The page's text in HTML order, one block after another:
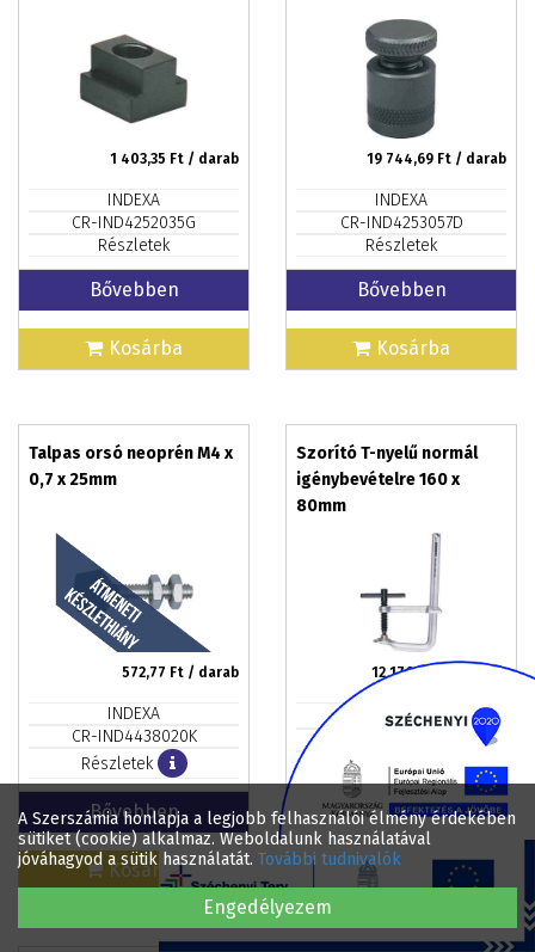
A Szerszámia honlapja a legjobb felhasználói élmény érdekében
sütiket (cookie) alkalmaz. Weboldalunk használatával
jóváhagyod a sütik használatát. További tudnivalók
Engedélyezem
1 403,35 Ft / darab
INDEXA
CR-IND4252035G
Részletek
Bővebben
Kosárba
19 744,69 Ft / darab
INDEXA
CR-IND4253057D
Részletek
Bővebben
Kosárba
Talpas orsó neoprén M4 x
0,7 x 25mm
572,77 Ft / darab
INDEXA
CR-IND4438020K
Részletek
Bővebben
Kosárba
Szorító T-nyelű normál
igénybevételre 160 x
80mm
12 176,76 Ft / darab
Részletek
Bővebben
Kosárba